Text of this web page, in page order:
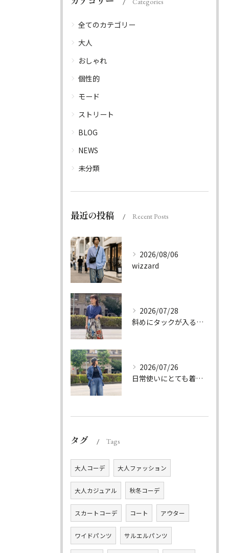
全てのカテゴリー
大人
おしゃれ
個性的
モード
ストリート
BLOG
NEWS
未分類
最近の投稿 Recent Posts
2026/08/06
wizzard
2026/07/28
斜めにタックが入る事でスカートに綺麗な流れができ、品の良さを...
2026/07/26
日常使いにとても着やすいデニムのセットアップ。
タグ Tags
大人コーデ 大人ファッション
大人カジュアル 秋冬コーデ
スカートコーデ コート アウター
ワイドパンツ サルエルパンツ